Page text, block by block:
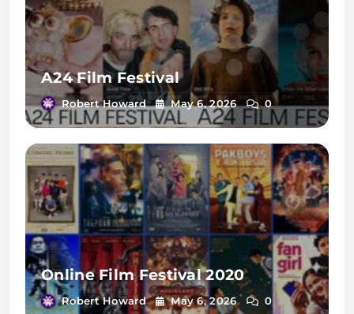
A24 Film Festival
Robert Howard May 6, 2026 0
Online Film Festival 2020
Robert Howard May 6, 2026 0